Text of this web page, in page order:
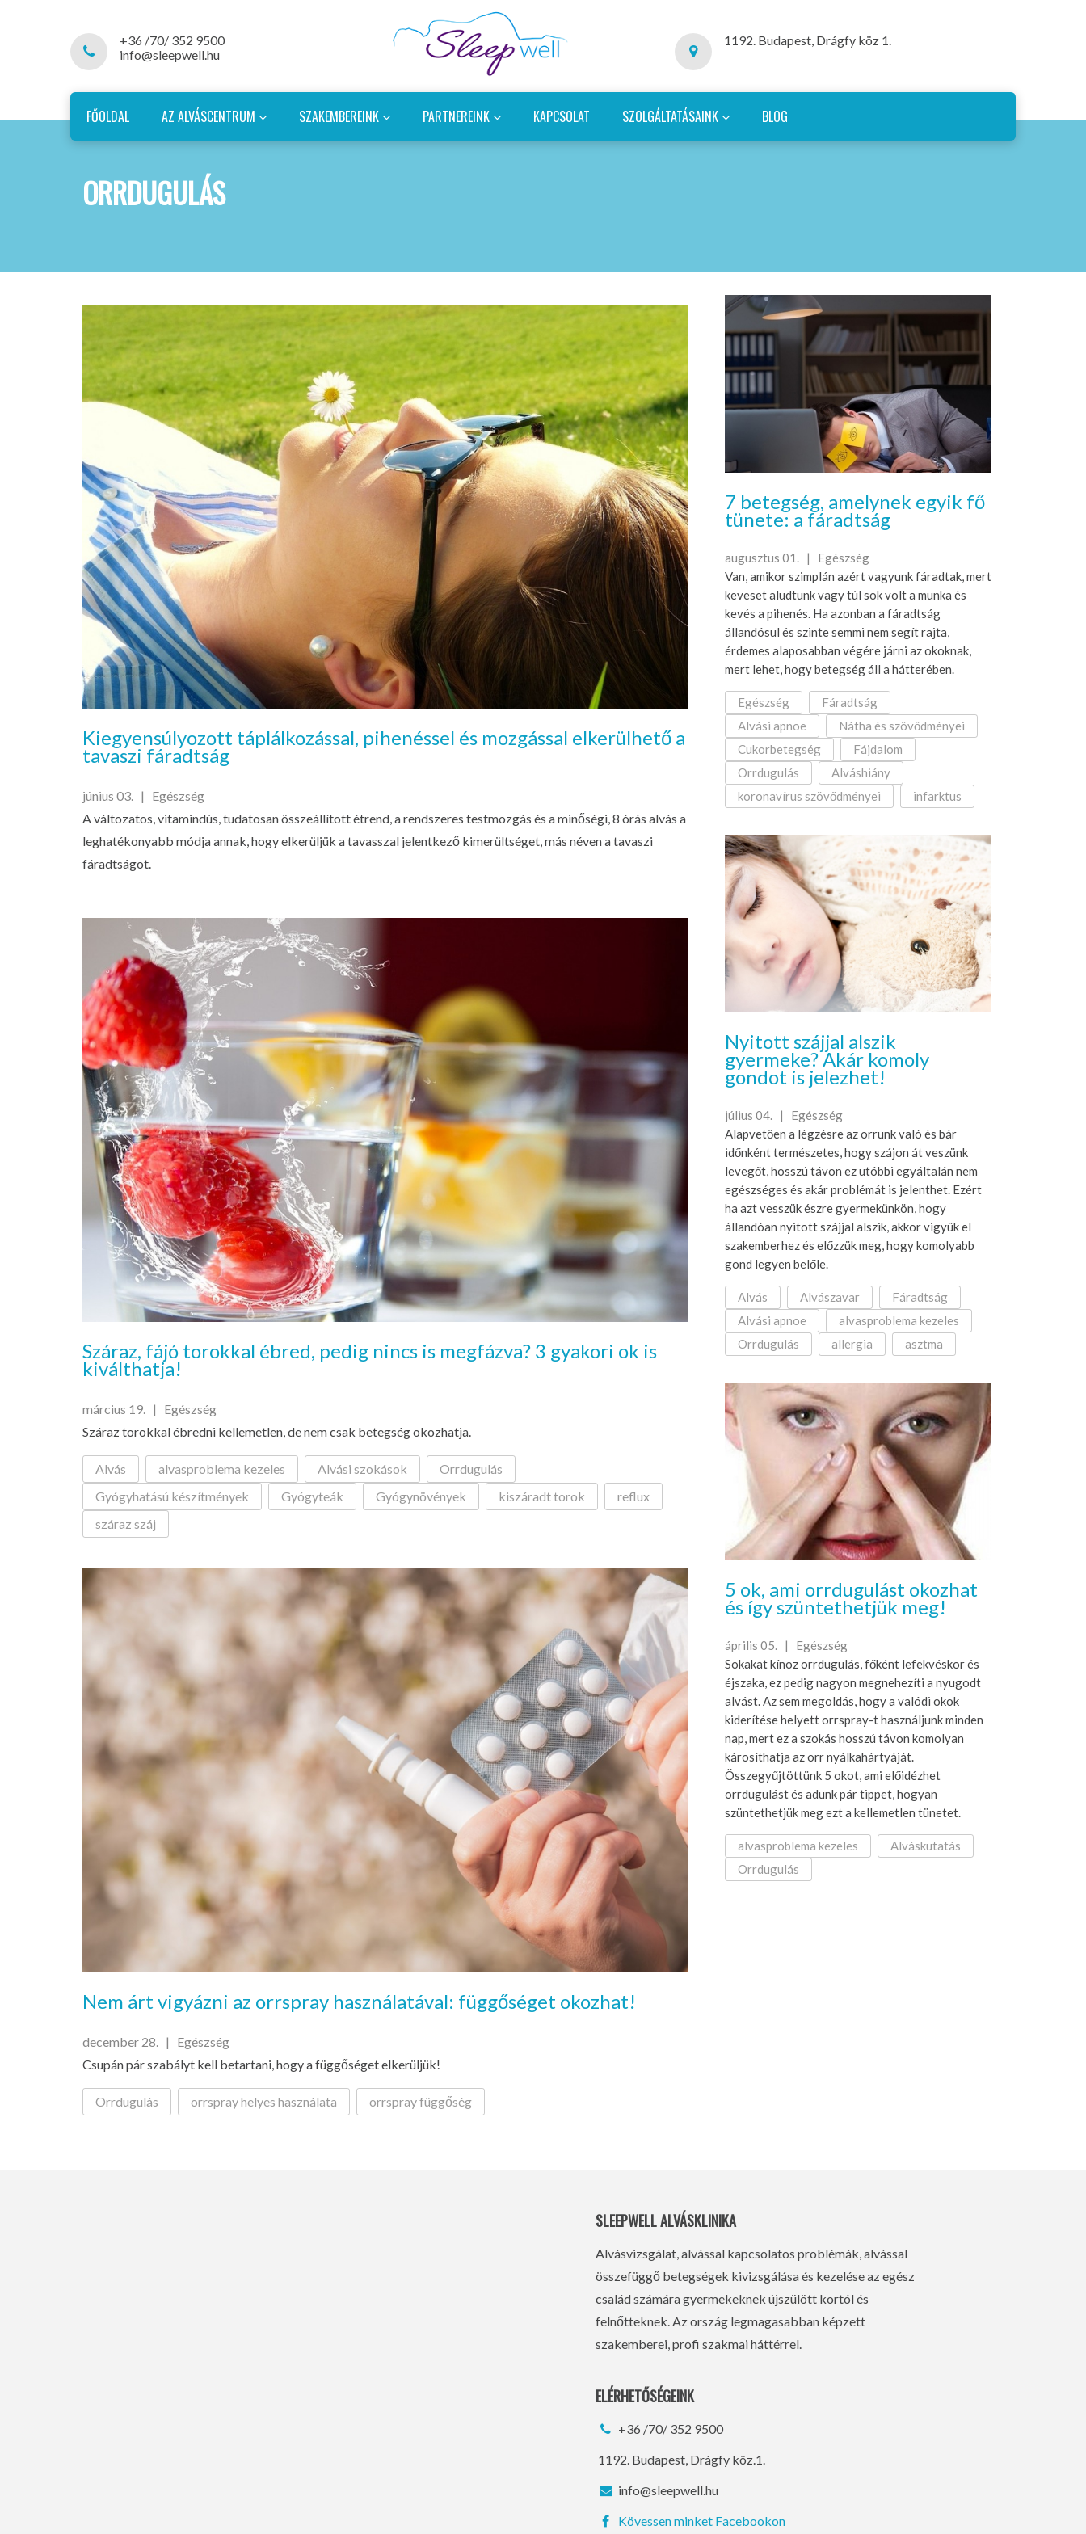
+36 /70/ 352 9500
info@sleepwell.hu
1192. Budapest, Drágfy köz 1.
FŐOLDAL AZ ALVÁSCENTRUM SZAKEMBEREINK PARTNEREINK KAPCSOLAT SZOLGÁLTATÁSAINK BLOG
ORRDUGULÁS
Kiegyensúlyozott táplálkozással, pihenéssel és mozgással elkerülhető a
tavaszi fáradtság
június 03. | Egészség
A változatos, vitamindús, tudatosan összeállított étrend, a rendszeres testmozgás és a minőségi, 8 órás alvás a
leghatékonyabb módja annak, hogy elkerüljük a tavasszal jelentkező kimerültséget, más néven a tavaszi
fáradtságot.
Száraz, fájó torokkal ébred, pedig nincs is megfázva? 3 gyakori ok is
kiválthatja!
március 19. | Egészség
Száraz torokkal ébredni kellemetlen, de nem csak betegség okozhatja.
Alvás alvasproblema kezeles Alvási szokások
Orrdugulás
Gyógyhatású készítmények
Gyógyteák Gyógynövények kiszáradt torok
reflux
száraz száj
Nem árt vigyázni az orrspray használatával: függőséget okozhat!
december 28. | Egészség
Csupán pár szabályt kell betartani, hogy a függőséget elkerüljük!
Orrdugulás orrspray helyes használata orrspray függőség
7 betegség, amelynek egyik fő
tünete: a fáradtság
augusztus 01. | Egészség
Van, amikor szimplán azért vagyunk fáradtak, mert
keveset aludtunk vagy túl sok volt a munka és
kevés a pihenés. Ha azonban a fáradtság
állandósul és szinte semmi nem segít rajta,
érdemes alaposabban végére járni az okoknak,
mert lehet, hogy betegség áll a hátterében.
Egészség
Fáradtság
Alvási apnoe
Nátha és szövődményei
Cukorbetegség
Fájdalom
Orrdugulás
Alváshiány
koronavírus szövődményei
infarktus
Nyitott szájjal alszik
gyermeke? Akár komoly
gondot is jelezhet!
július 04. | Egészség
Alapvetően a légzésre az orrunk való és bár
időnként természetes, hogy szájon át veszünk
levegőt, hosszú távon ez utóbbi egyáltalán nem
egészséges és akár problémát is jelenthet. Ezért
ha azt vesszük észre gyermekünkön, hogy
állandóan nyitott szájjal alszik, akkor vigyük el
szakemberhez és előzzük meg, hogy komolyabb
gond legyen belőle.
Alvás Alvászavar
Fáradtság
Alvási apnoe
alvasproblema kezeles
Orrdugulás
allergia asztma
5 ok, ami orrdugulást okozhat
és így szüntethetjük meg!
április 05. | Egészség
Sokakat kínoz orrdugulás, főként lefekvéskor és
éjszaka, ez pedig nagyon megnehezíti a nyugodt
alvást. Az sem megoldás, hogy a valódi okok
kiderítése helyett orrspray-t használjunk minden
nap, mert ez a szokás hosszú távon komolyan
károsíthatja az orr nyálkahártyáját.
Összegyűjtöttünk 5 okot, ami előidézhet
orrdugulást és adunk pár tippet, hogyan
szüntethetjük meg ezt a kellemetlen tünetet.
alvasproblema kezeles
Alváskutatás
Orrdugulás
SLEEPWELL ALVÁSKLINIKA
Alvásvizsgálat, alvással kapcsolatos problémák, alvással
összefüggő betegségek kivizsgálása és kezelése az egész
család számára gyermekeknek újszülött kortól és
felnőtteknek. Az ország legmagasabban képzett
szakemberei, profi szakmai háttérrel.
ELÉRHETŐSÉGEINK
+36 /70/ 352 9500
1192. Budapest, Drágfy köz.1.
info@sleepwell.hu
Kövessen minket Facebookon